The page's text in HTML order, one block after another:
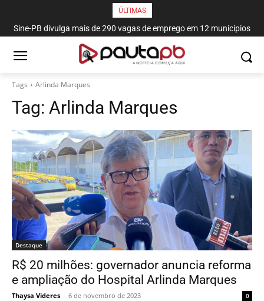
ÚLTIMAS
Sine-PB divulga mais de 290 vagas de emprego em 12 municípios
paraibanos
Tags Arlinda Marques
Tag: Arlinda Marques
Destaque
R$ 20 milhões: governador anuncia reforma
e ampliação do Hospital Arlinda Marques
Thaysa Videres - 6 de novembro de 2023 0